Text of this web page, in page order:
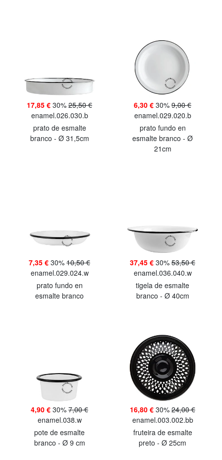
17,85 € 30% 25,50 €
enamel.026.030.b
prato de esmalte
branco - Ø 31,5cm
6,30 € 30% 9,00 €
enamel.029.020.b
prato fundo en
esmalte branco - Ø
21cm
7,35 € 30% 10,50 €
enamel.029.024.w
prato fundo en
esmalte branco
37,45 € 30% 53,50 €
enamel.036.040.w
tigela de esmalte
branco - Ø 40cm
4,90 € 30% 7,00 €
enamel.038.w
pote de esmalte
branco - Ø 9 cm
16,80 € 30% 24,00 €
enamel.003.002.bb
fruteira de esmalte
preto - Ø 25cm